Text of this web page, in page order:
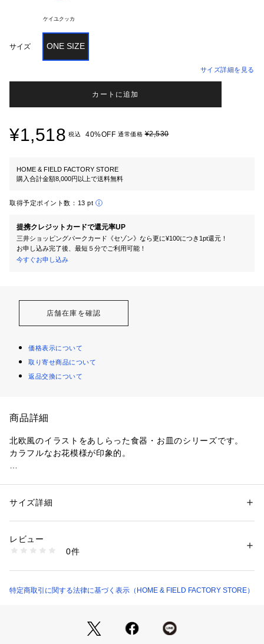
ケイユクッカ
サイズ ONE SIZE
サイズ詳細を見る
カートに追加
¥1,518 税込 40%OFF 通常価格¥2,530
HOME & FIELD FACTORY STORE
購入合計金額8,000円以上で送料無料
取得予定ポイント数： 13 pt
提携クレジットカードで還元率UP
三井ショッピングパークカード《セゾン》なら更に¥100につき1pt還元！
お申し込み完了後、最短５分でご利用可能！
今すぐお申し込み
店舗在庫を確認
価格表示について
取り寄せ商品について
返品交換について
商品詳細
北欧風のイラストをあしらった食器・お皿のシリーズです。
カラフルなお花模様が印象的。
●オーブン対応
同じ形の異なる柄を検索される場合は『ハイフン以降のアルフ
ァベットを除いたJから始まる品番』を検索窓に入れることで
性別：レディース
素材：全面積層強化ガラス
商品番号：
CP-9194 （ショップ）
サイズ詳細
レビュー
0件
特定商取引に関する法律に基づく表示（HOME & FIELD FACTORY STORE）